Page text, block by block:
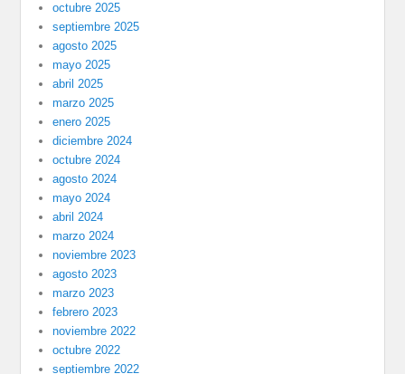
octubre 2025
septiembre 2025
agosto 2025
mayo 2025
abril 2025
marzo 2025
enero 2025
diciembre 2024
octubre 2024
agosto 2024
mayo 2024
abril 2024
marzo 2024
noviembre 2023
agosto 2023
marzo 2023
febrero 2023
noviembre 2022
octubre 2022
septiembre 2022